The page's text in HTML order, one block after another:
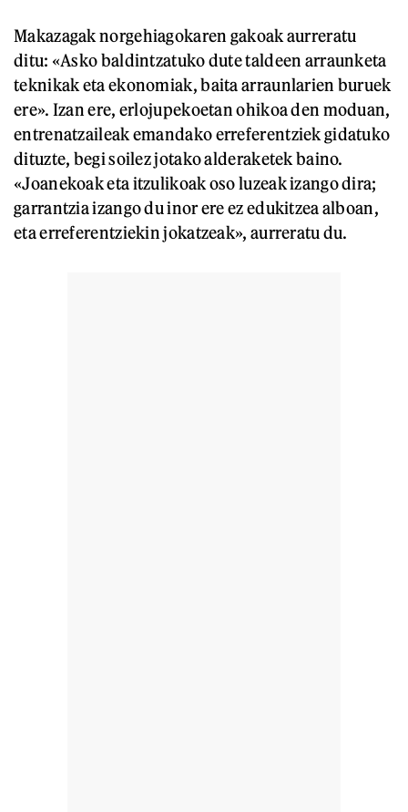
Makazagak norgehiagokaren gakoak aurreratu
ditu: «Asko baldintzatuko dute taldeen arraunketa
teknikak eta ekonomiak, baita arraunlarien buruek
ere». Izan ere, erlojupekoetan ohikoa den moduan,
entrenatzaileak emandako erreferentziek gidatuko
dituzte, begi soilez jotako alderaketek baino.
«Joanekoak eta itzulikoak oso luzeak izango dira;
garrantzia izango du inor ere ez edukitzea alboan,
eta erreferentziekin jokatzeak», aurreratu du.